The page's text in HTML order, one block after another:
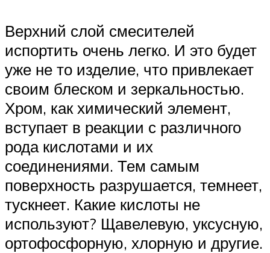
Верхний слой смесителей
испортить очень легко. И это будет
уже не то изделие, что привлекает
своим блеском и зеркальностью.
Хром, как химический элемент,
вступает в реакции с различного
рода кислотами и их
соединениями. Тем самым
поверхность разрушается, темнеет,
тускнеет. Какие кислоты не
используют? Щавелевую, уксусную,
ортофосфорную, хлорную и другие.